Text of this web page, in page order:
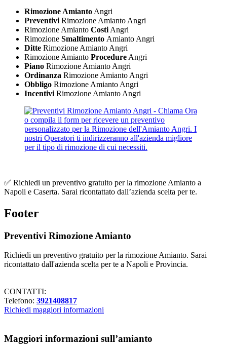
Rimozione Amianto Angri
Preventivi Rimozione Amianto Angri
Rimozione Amianto Costi Angri
Rimozione Smaltimento Amianto Angri
Ditte Rimozione Amianto Angri
Rimozione Amianto Procedure Angri
Piano Rimozione Amianto Angri
Ordinanza Rimozione Amianto Angri
Obbligo ​Rimozione Amianto Angri
Incentivi ​Rimozione Amianto Angri
✅ Richiedi un preventivo gratuito per la rimozione Amianto a
Napoli e Caserta. Sarai ricontattato dall’azienda scelta per te.
Footer
Preventivi Rimozione Amianto
Richiedi un preventivo gratuito per la rimozione Amianto. Sarai
ricontattato dall'azienda scelta per te a Napoli e Provincia.
CONTATTI:
Telefono: 3921408817
Richiedi maggiori informazioni
Maggiori informazioni sull’amianto